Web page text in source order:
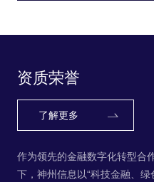
务，帮助客户实现数字核
资质荣誉
了解更多
作为领先的金融数字化转型合
下，神州信息以“科技金融、